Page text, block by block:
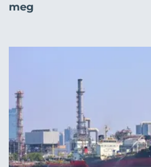
meg